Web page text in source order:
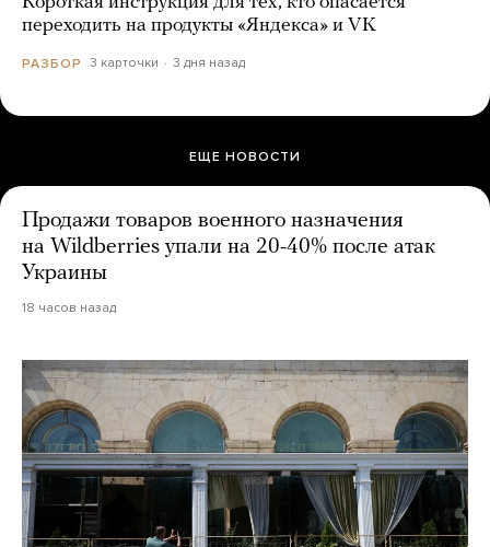
переходить на продукты «Яндекса» и VK
РАЗБОР 3 карточки 3 дня назад
ЕЩЕ НОВОСТИ
Продажи товаров военного назначения
на Wildberries упали на 20-40% после атак
Украины
18 часов назад